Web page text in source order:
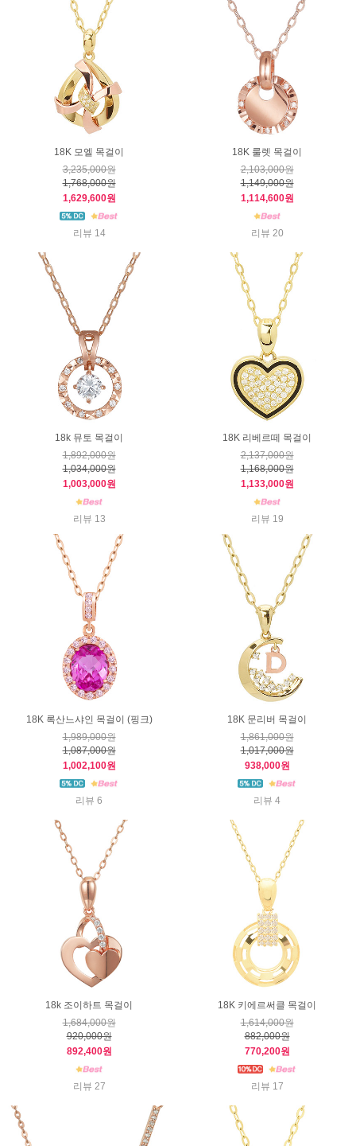
18K 모엘 목걸이
3,235,000원
1,768,000원
1,629,600원
리뷰 14
18K 룰렛 목걸이
2,103,000원
1,149,000원
1,114,600원
리뷰 20
18k 뮤토 목걸이
1,892,000원
1,034,000원
1,003,000원
리뷰 13
18K 리베르떼 목걸이
2,137,000원
1,168,000원
1,133,000원
리뷰 19
18K 록산느샤인 목걸이 (핑크)
1,989,000원
1,087,000원
1,002,100원
리뷰 6
18K 문리버 목걸이
1,861,000원
1,017,000원
938,000원
리뷰 4
18k 조이하트 목걸이
1,684,000원
920,000원
892,400원
리뷰 27
18K 키에르써클 목걸이
1,614,000원
882,000원
770,200원
리뷰 17